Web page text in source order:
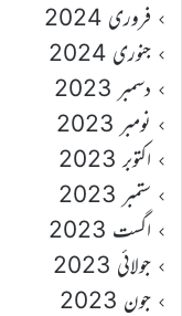
فروری 2024
جنوری 2024
دسمبر 2023
نومبر 2023
اکتوبر 2023
ستمبر 2023
اگست 2023
جولائی 2023
جون 2023